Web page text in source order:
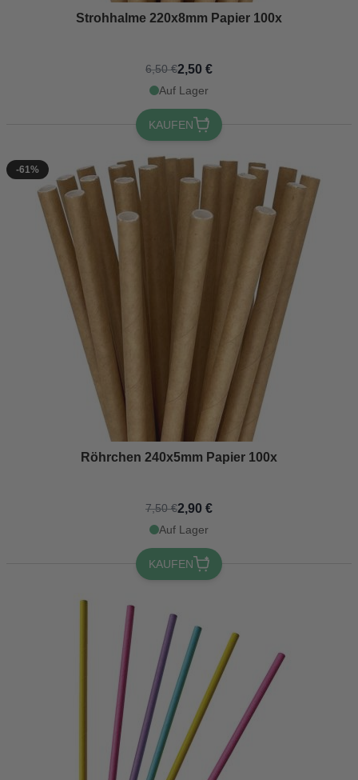
Strohhalme 220x8mm Papier 100x
6,50 €2,50 €
Auf Lager
KAUFEN
-61%
Röhrchen 240x5mm Papier 100x
7,50 €2,90 €
Auf Lager
KAUFEN